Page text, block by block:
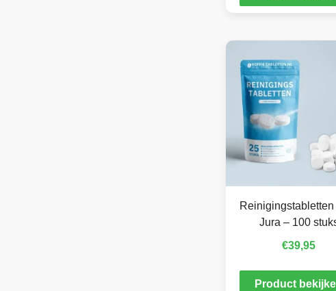
Reinigingstabletten
Jura – 100
€39,95
Product